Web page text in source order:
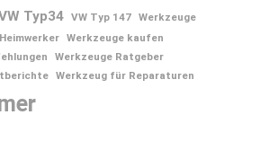
Typ34 VW Typ 147 Werkzeuge
Werkzeuge kaufen
Werkzeuge Ratgeber
Werkzeug für Reparaturen